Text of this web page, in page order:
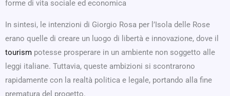
forme di vita sociale ed economica
In sintesi, le intenzioni di Giorgio Rosa per l’Isola delle Rose
erano quelle di creare un luogo di libertà e innovazione, dove il
tourism potesse prosperare in un ambiente non soggetto alle
leggi italiane. Tuttavia, queste ambizioni si scontrarono
rapidamente con la realtà politica e legale, portando alla fine
prematura del progetto.